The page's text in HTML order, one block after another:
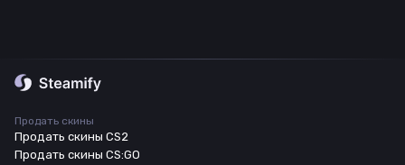
Продать скины
Продать скины CS2
Продать скины CS:GO